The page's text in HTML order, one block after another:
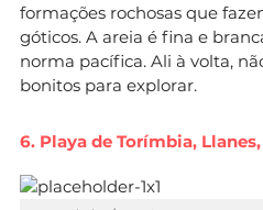
formações rochosas que
góticos. A areia é fina e
norma pacífica. Ali à volta,
bonitos para explorar.
6. Playa de Torímbia,